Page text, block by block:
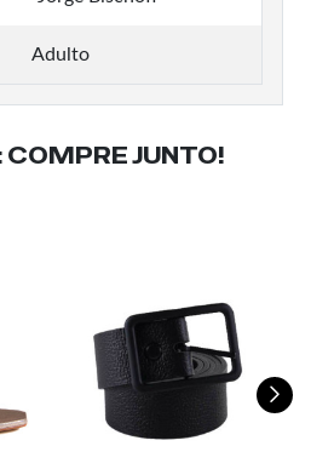
Adulto
COMPRE JUNTO!